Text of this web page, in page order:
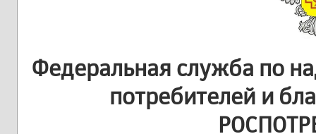
Федеральная служба по
потребителей и